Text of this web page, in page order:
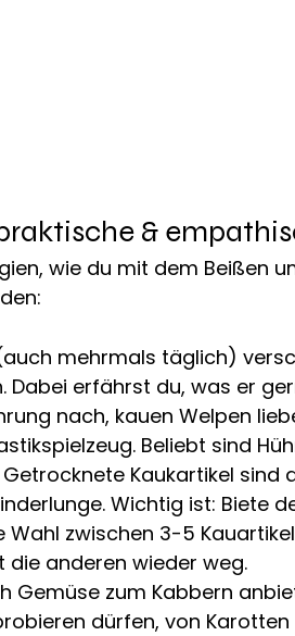
&
wie du mit dem Beißen
mehrmals täglich)
Dabei erfährst du, was er
nach, kauen Welpen
Beliebt sind
Kaukartikel sind
Wichtig ist: Biete
zwischen 3-5
anderen wieder weg.
zum Kabbern
dürfen, von Karotten